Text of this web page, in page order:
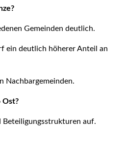
Gemeinden deutlich.
ein deutlich höherer Anteil an
Nachbargemeinden.
Ost?
Beteiligungsstrukturen auf.